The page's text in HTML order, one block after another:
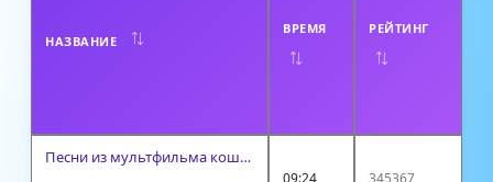
НАЗВАНИЕ
ВРЕМЯ РЕЙТИНГ
Песни из мультфильма кошкин дом
09:24 345367